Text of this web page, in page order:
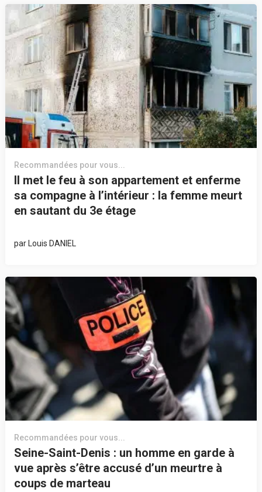
Recommandées pour vous...
Il met le feu à son appartement et enferme
sa compagne à l’intérieur : la femme meurt
en sautant du 3e étage
par Louis DANIEL
Recommandées pour vous...
Seine-Saint-Denis : un homme en garde à
vue après s’être accusé d’un meurtre à
coups de marteau